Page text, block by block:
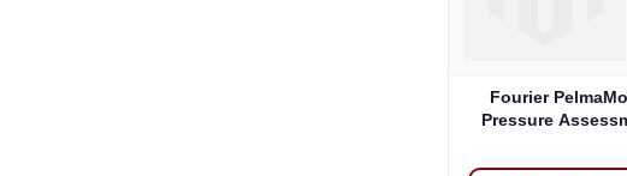
Fourier
Pressure